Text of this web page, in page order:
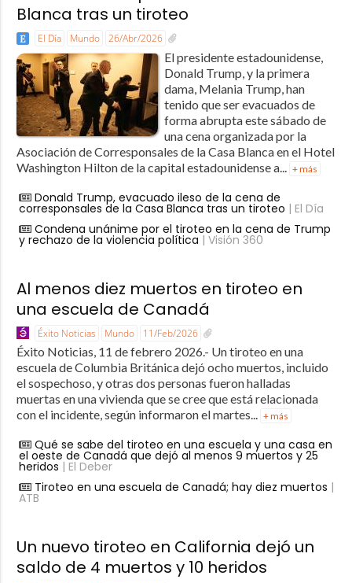
Blanca tras un tiroteo
El Día Mundo 26/Abr/2026
El presidente estadounidense,
Donald Trump, y la primera
dama, Melania Trump, han
tenido que ser evacuados de
forma abrupta este sábado de
una cena organizada por la
Asociación de Corresponsales de la Casa Blanca en el Hotel
Washington Hilton de la capital estadounidense a...
+ más
Donald Trump, evacuado ileso de la cena de
corresponsales de la Casa Blanca tras un tiroteo | El Día
Condena unánime por el tiroteo en la cena de Trump
y rechazo de la violencia política | Visión 360
Al menos diez muertos en tiroteo en
una escuela de Canadá
Éxito Noticias Mundo 11/Feb/2026
Éxito Noticias, 11 de febrero 2026.- Un tiroteo en una
escuela de Columbia Británica dejó ocho muertos, incluido
el sospechoso, y otras dos personas fueron halladas
muertas en una vivienda que se cree que está relacionada
con el incidente, según informaron el martes... + más
Qué se sabe del tiroteo en una escuela y una casa en
el oeste de Canadá que dejó al menos 9 muertos y 25
heridos | El Deber
Tiroteo en una escuela de Canadá; hay diez muertos |
ATB
Un nuevo tiroteo en California dejó un
saldo de 4 muertos y 10 heridos